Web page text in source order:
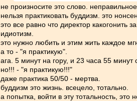
не произносите это слово.
нельзя практиковать буддизм. это
это все равно что директор какогонить
идиотизм.
это нужно любить и этим жить каждое
а то - "я практикую".
ага. 5 минут на гору, и 23 часа 55 минут
но!!! - "я практикую!!!"
даже практика 50/50 - мертва.
буддизм это жизнь. всецело, тотально.
а попытка, войти в эту тотальность, это